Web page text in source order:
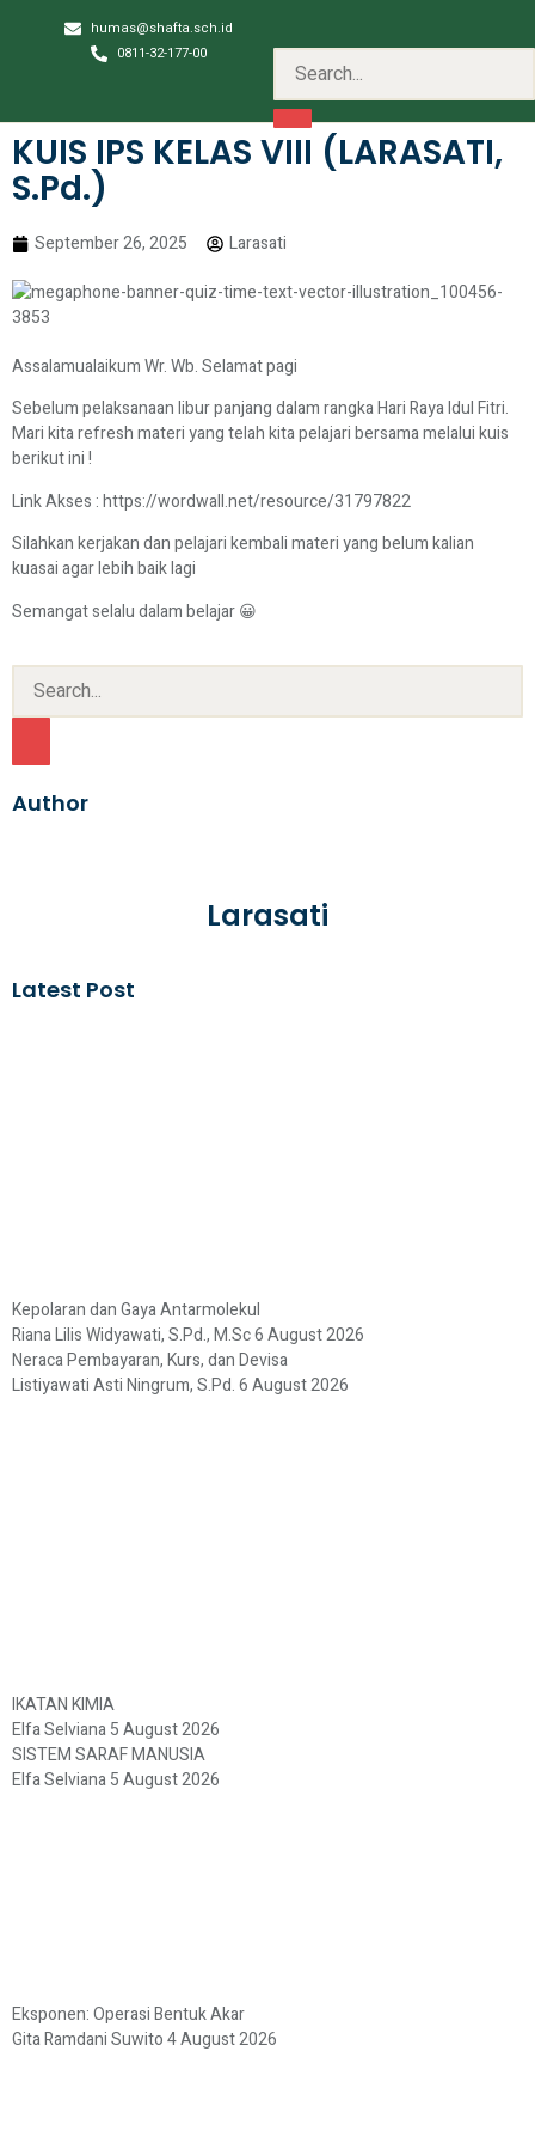
humas@shafta.sch.id
0811-32-177-00
KUIS IPS KELAS VIII (LARASATI,
S.Pd.)
September 26, 2025 Larasati
Assalamualaikum Wr. Wb. Selamat pagi
Sebelum pelaksanaan libur panjang dalam rangka Hari Raya Idul Fitri.
Mari kita refresh materi yang telah kita pelajari bersama melalui kuis
berikut ini !
Link Akses :https://wordwall.net/resource/31797822
Silahkan kerjakan dan pelajari kembali materi yang belum kalian
kuasai agar lebih baik lagi
Semangat selalu dalam belajar 😀
Author
Larasati
Latest Post
Kepolaran dan Gaya Antarmolekul
Riana Lilis Widyawati, S.Pd., M.Sc6 August 2026
Neraca Pembayaran, Kurs, dan Devisa
Listiyawati Asti Ningrum, S.Pd.6 August 2026
IKATAN KIMIA
Elfa Selviana5 August 2026
SISTEM SARAF MANUSIA
Elfa Selviana5 August 2026
Eksponen: Operasi Bentuk Akar
Gita Ramdani Suwito4 August 2026